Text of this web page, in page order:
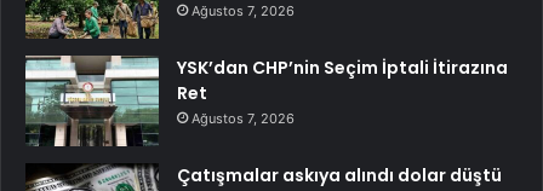
Ağustos 7, 2026
YSK’dan CHP’nin Seçim İptali İtirazına
Ret
Ağustos 7, 2026
Çatışmalar askıya alındı dolar düştü